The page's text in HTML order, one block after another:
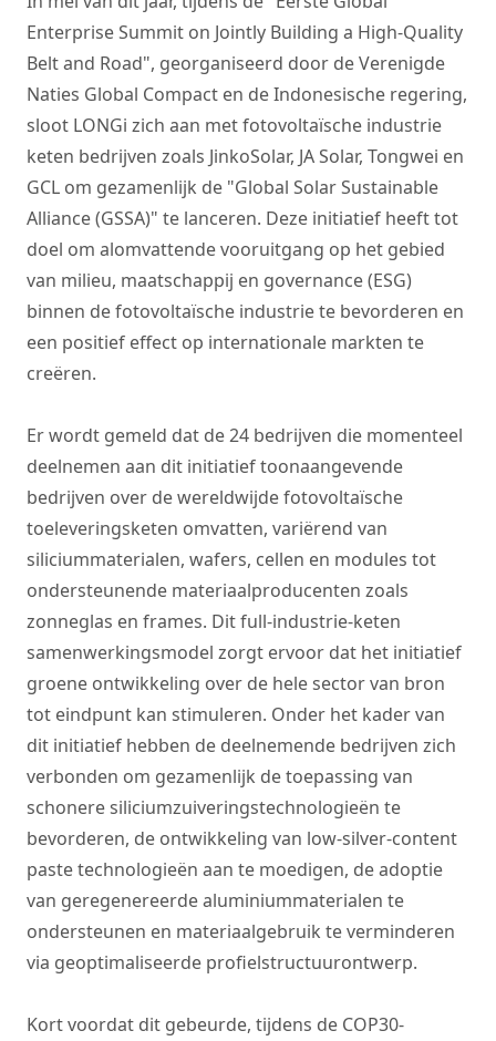
Enterprise Summit on Jointly Building a High-Quality
Belt and Road", georganiseerd door de Verenigde
Naties Global Compact en de Indonesische regering,
sloot LONGi zich aan met fotovoltaïsche industrie
keten bedrijven zoals JinkoSolar, JA Solar, Tongwei en
GCL om gezamenlijk de "Global Solar Sustainable
Alliance (GSSA)" te lanceren. Deze initiatief heeft tot
doel om alomvattende vooruitgang op het gebied
van milieu, maatschappij en governance (ESG)
binnen de fotovoltaïsche industrie te bevorderen en
een positief effect op internationale markten te
creëren.
Er wordt gemeld dat de 24 bedrijven die momenteel
deelnemen aan dit initiatief toonaangevende
bedrijven over de wereldwijde fotovoltaïsche
toeleveringsketen omvatten, variërend van
siliciummaterialen, wafers, cellen en modules tot
ondersteunende materiaalproducenten zoals
zonneglas en frames. Dit full-industrie-keten
samenwerkingsmodel zorgt ervoor dat het initiatief
groene ontwikkeling over de hele sector van bron
tot eindpunt kan stimuleren. Onder het kader van
dit initiatief hebben de deelnemende bedrijven zich
verbonden om gezamenlijk de toepassing van
schonere siliciumzuiveringstechnologieën te
bevorderen, de ontwikkeling van low-silver-content
paste technologieën aan te moedigen, de adoptie
van geregenereerde aluminiummaterialen te
ondersteunen en materiaalgebruik te verminderen
via geoptimaliseerde profielstructuurontwerp.
Kort voordat dit gebeurde, tijdens de COP30-